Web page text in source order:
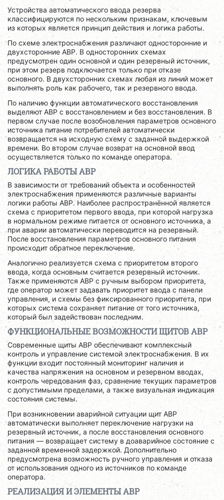
Устройства автоматического ввода резерва
классифицируются по нескольким признакам, ключевым
из которых является принцип действия и логика работы.
По схеме электроснабжения различают односторонние и
двухсторонние АВР. В односторонних схемах
предусмотрен один основной и один резервный источник,
при этом резерв подключается только при отказе
основного. В двухсторонних схемах любая из линий может
выполнять роль как рабочего, так и резервного ввода.
По наличию функции автоматического восстановления
выделяют АВР с восстановлением и без восстановления. В
первом случае после возобновления параметров основного
источника питание потребителей автоматически
возвращается на исходную схему с заданной выдержкой
времени. Во втором случае возврат на основной ввод
осуществляется только по команде оператора.
ЛОГИКА РАБОТЫ АВР
В зависимости от требований объекта и особенностей
электроснабжения применяются различные варианты
логики работы АВР. Наиболее распространённой является
схема с приоритетом первого ввода, при которой нагрузка
в нормальном режиме питается от основного источника, а
при аварии автоматически переводится на резервный.
После восстановления параметров основного питания
происходит обратное переключение.
Аналогично реализуется схема с приоритетом второго
ввода, когда основным считается резервный источник.
Также применяются АВР с ручным выбором приоритета,
где оператор может задавать приоритет ввода с панели
управления, и схемы без фиксированного приоритета, при
которых система сохраняет питание от того источника,
который был задействован последним.
ФУНКЦИОНАЛЬНЫЕ ВОЗМОЖНОСТИ ЩИТОВ АВР
Современные щиты АВР обеспечивают комплексный
контроль и управление системой электроснабжения. В их
функции входит постоянный мониторинг наличия и
качества напряжения на основном и резервном вводах,
контроль чередования фаз, сравнение текущих параметров
с допустимыми пределами, а также визуальная индикация
состояния системы.
При возникновении аварийной ситуации щит АВР
автоматически выполняет переключение нагрузки на
резервный источник, а после восстановления основного
питания — возвращает систему в доаварийное состояние с
заданной временной задержкой. Дополнительно
предусмотрена возможность ручного управления и отказа
от использования одного из источников по команде
оператора.
РЕАЛИЗАЦИЯ И ЭЛЕМЕНТЫ АВР